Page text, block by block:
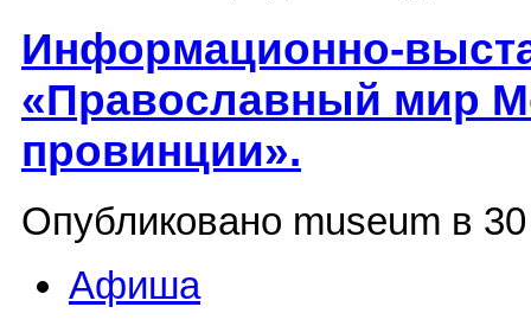
Информационно-
«Православный мир
провинции».
Опубликовано museum в
Афиша